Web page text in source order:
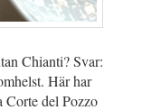
Chianti? Svar:
Här har
del Pozzo